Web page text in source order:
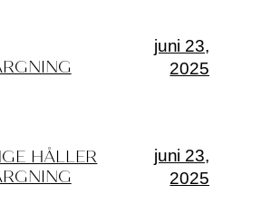
juni 23,
2025
HÅLLER
juni 23,
2025